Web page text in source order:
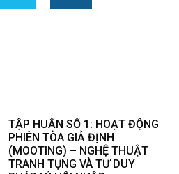
TẬP HUẤN SỐ 1: HOẠT ĐỘNG
PHIÊN TÒA GIẢ ĐỊNH
(MOOTING) – NGHỆ THUẬT
TRANH TỤNG VÀ TƯ DUY